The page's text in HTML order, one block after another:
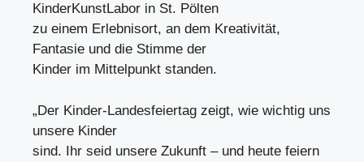
KinderKunstLabor in St. Pölten
zu einem Erlebnisort, an dem Kreativität,
Fantasie und die Stimme der
Kinder im Mittelpunkt standen.
„Der Kinder-Landesfeiertag zeigt, wie wichtig uns
unsere Kinder
sind. Ihr seid unsere Zukunft – und heute feiern